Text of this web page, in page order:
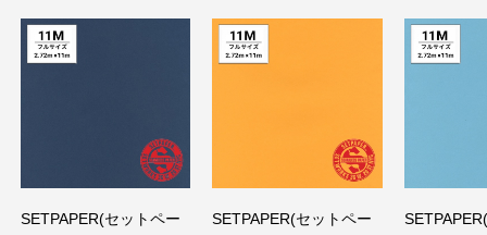
SETPAPER(セットペー
SETPAPER(セットペー